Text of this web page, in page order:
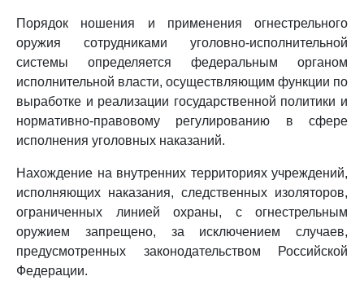
Порядок ношения и применения огнестрельного
оружия сотрудниками уголовно-исполнительной
системы определяется федеральным органом
исполнительной власти, осуществляющим функции по
выработке и реализации государственной политики и
нормативно-правовому регулированию в сфере
исполнения уголовных наказаний.
Нахождение на внутренних территориях учреждений,
исполняющих наказания, следственных изоляторов,
ограниченных линией охраны, с огнестрельным
оружием запрещено, за исключением случаев,
предусмотренных законодательством Российской
Федерации.